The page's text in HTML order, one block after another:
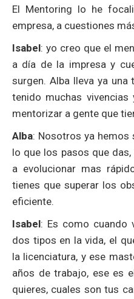
El Mentoring lo he
empresa, a cuestiones
Isabel: yo creo que el
a día de la impresa y
surgen. Alba lleva ya
tenido muchas
mentorizar a gente que
Alba: Nosotros ya hemos
lo que los pasos que
a evolucionar mas
tienes que superar los
eficiente.
Isabel: Es como cuando
dos tipos en la vida, el
la licenciatura, y ese
años de trabajo, ese es
quieres, cuales son tus